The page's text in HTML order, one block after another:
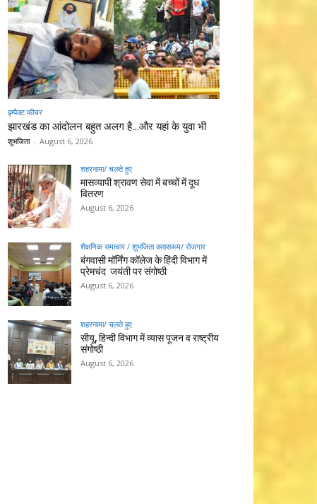
इम्पैक्ट फीचर
झारखंड का आंदोलन बहुत अलग है…और यहां के युवा भी
शुभजिता - August 6, 2026
शहरनामा/ चलते हुए
मासव्यापी श्रावण सेवा में बच्चों में दूध
वितरण
August 6, 2026
शैक्षणिक समाचार / शुभजिता क्सासरूम/ रोजगार
बंगवासी मॉर्निंग कॉलेज के हिंदी विभाग में
प्रेमचंद जयंती पर संगोष्ठी
August 6, 2026
शहरनामा/ चलते हुए
सीयू, हिन्दी विभाग में व्यास पूजन व राष्ट्रीय
संगोष्ठी
August 6, 2026